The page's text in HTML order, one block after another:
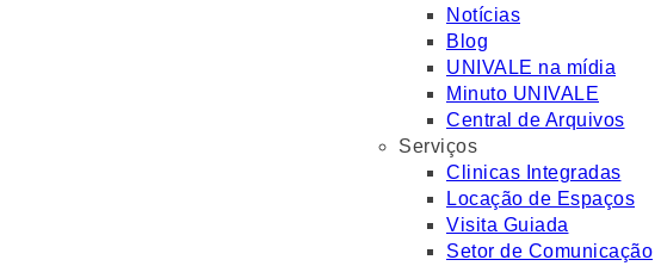
Notícias
Blog
UNIVALE na mídia
Minuto UNIVALE
Central de Arquivos
Serviços
Clinicas Integradas
Locação de Espaços
Visita Guiada
Setor de Comunicação